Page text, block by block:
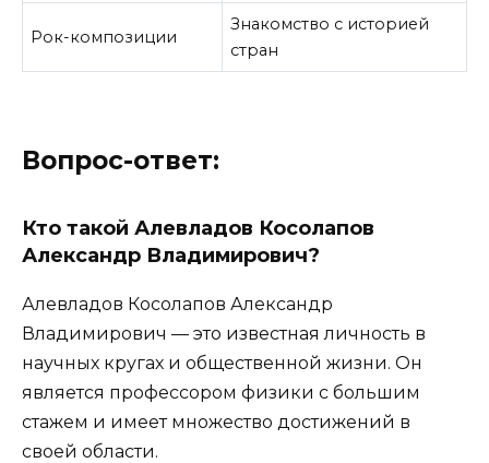
Рок-композиции
Знакомство с историей
стран
Вопрос-ответ:
Кто такой Алевладов Косолапов
Александр Владимирович?
Алевладов Косолапов Александр
Владимирович — это известная личность в
научных кругах и общественной жизни. Он
является профессором физики с большим
стажем и имеет множество достижений в
своей области.